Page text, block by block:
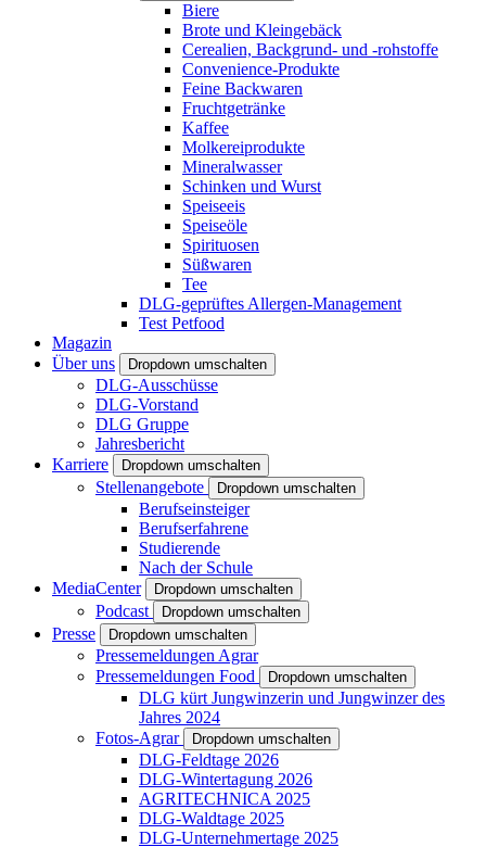
Biere
Brote und Kleingebäck
Cerealien, Backgrund- und -rohstoffe
Convenience-Produkte
Feine Backwaren
Fruchtgetränke
Kaffee
Molkereiprodukte
Mineralwasser
Schinken und Wurst
Speiseeis
Speiseöle
Spirituosen
Süßwaren
Tee
DLG-geprüftes Allergen-Management
Test Petfood
Magazin
Über uns
Dropdown umschalten
DLG-Ausschüsse
DLG-Vorstand
DLG Gruppe
Jahresbericht
Karriere
Dropdown umschalten
Stellenangebote Dropdown umschalten
Berufseinsteiger
Berufserfahrene
Studierende
Nach der Schule
MediaCenter
Dropdown umschalten
Podcast Dropdown umschalten
Presse Dropdown umschalten
Pressemeldungen Agrar
Pressemeldungen Food
Dropdown umschalten
DLG kürt Jungwinzerin und Jungwinzer des
Jahres 2024
Fotos-Agrar
Dropdown umschalten
DLG-Feldtage 2026
DLG-Wintertagung 2026
AGRITECHNICA 2025
DLG-Waldtage 2025
DLG-Unternehmertage 2025